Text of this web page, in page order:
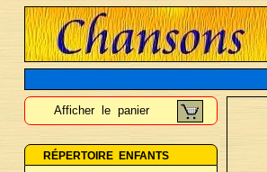
Afficher le panier
RÉPERTOIRE ENFANTS